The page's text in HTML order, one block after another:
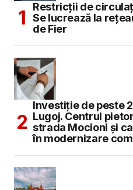
Restricții de
Se lucrează la
de Fier
Investiție de peste
Lugoj. Centrul
strada Mocioni și
în modernizare